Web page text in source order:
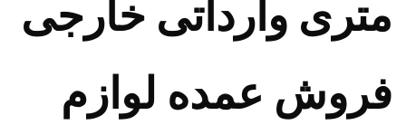
متری وارداتی خارجی
فروش عمده لوازم